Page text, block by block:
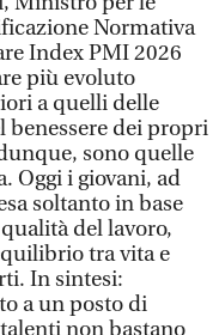
Normativa
Index PMI 2026
più evoluto
a quelli delle
benessere dei propri
sono quelle
Oggi i giovani, ad
soltanto in base
del lavoro,
tra vita e
In sintesi:
a un posto di
non bastano